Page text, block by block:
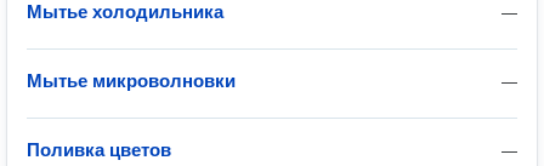
—
Мытье холодильника
—
Мытье микроволновки
—
Поливка цветов